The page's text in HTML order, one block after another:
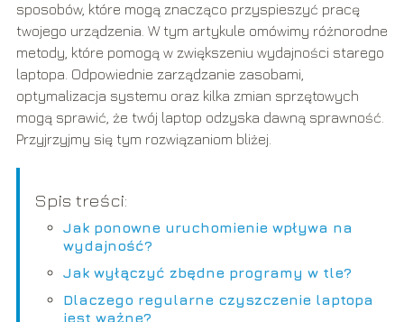
sposobów, które mogą znacząco przyspieszyć pracę
twojego urządzenia. W tym artykule omówimy różnorodne
metody, które pomogą w zwiększeniu wydajności starego
laptopa. Odpowiednie zarządzanie zasobami,
optymalizacja systemu oraz kilka zmian sprzętowych
mogą sprawić, że twój laptop odzyska dawną sprawność.
Przyjrzyjmy się tym rozwiązaniom bliżej.
Spis treści:
Jak ponowne uruchomienie wpływa na
wydajność?
Jak wyłączyć zbędne programy w tle?
Dlaczego regularne czyszczenie laptopa
jest ważne?